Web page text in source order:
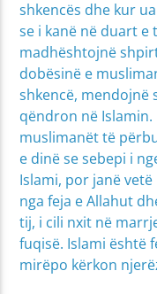
shkencës dhe kur
se i kanë në duart e
madhështojnë
dobësinë e
shkencë, mendojnë
qëndron në Islamin.
muslimanët të
e dinë se sebepi i
Islami, por janë
nga feja e Allahut
tij, i cili nxit në
fuqisë. Islami është
mirëpo kërkon